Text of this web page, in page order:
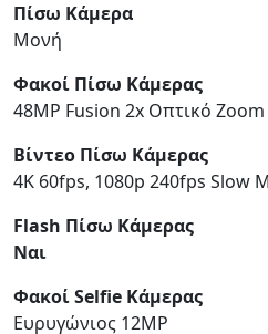
Πίσω Κάμερα
Μονή
Φακοί Πίσω Κάμερας
48MP Fusion 2x Οπτικό Zoom
Βίντεο Πίσω Κάμερας
4K 60fps, 1080p 240fps Slow
Flash Πίσω Κάμερας
Ναι
Φακοί Selfie Κάμερας
Ευρυγώνιος 12MP